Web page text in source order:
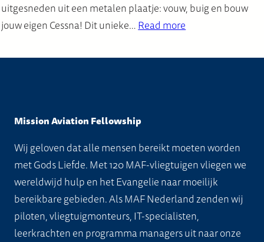
uitgesneden uit een metalen plaatje: vouw, buig en bouw
jouw eigen Cessna! Dit unieke… Read more
Mission Aviation Fellowship
Wij geloven dat alle mensen bereikt moeten worden
met Gods Liefde. Met 120 MAF-vliegtuigen vliegen we
wereldwijd hulp en het Evangelie naar moeilijk
bereikbare gebieden. Als MAF Nederland zenden wij
piloten, vliegtuigmonteurs, IT-specialisten,
leerkrachten en programma managers uit naar onze